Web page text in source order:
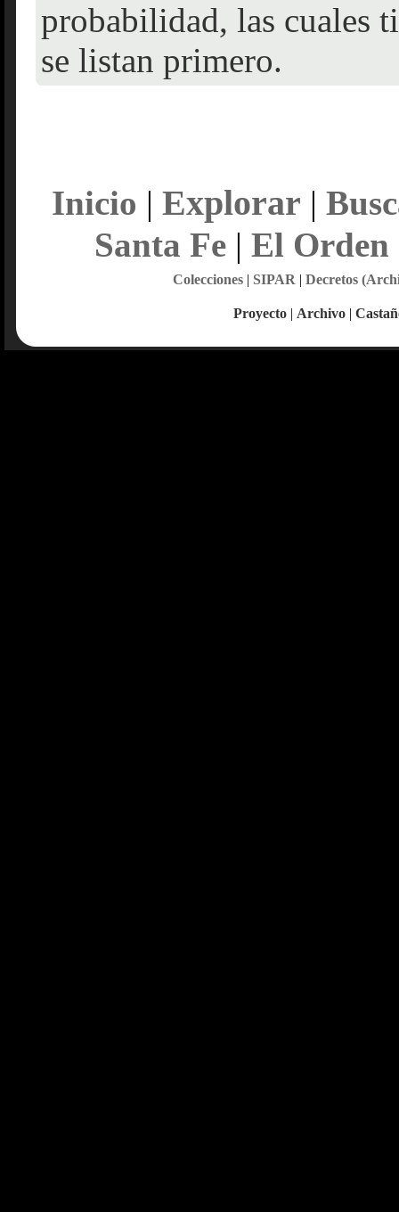
probabilidad, las cuales
se listan primero.
Inicio | Explorar |
Santa Fe| El Orden
Colecciones| SIPAR | Decretos
Proyecto | Archivo |